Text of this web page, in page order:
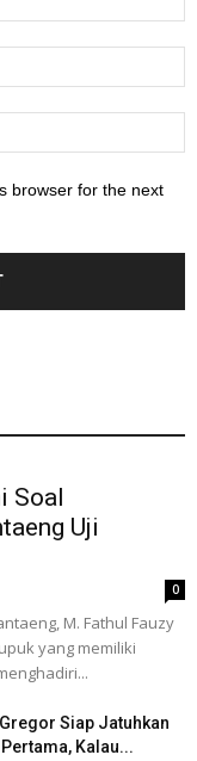
browser for the next
Soal
Uji
0
M. Fathul Fauzy
yang memiliki
Siap Jatuhkan
Kalau...